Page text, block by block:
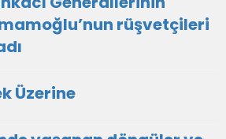
rüşvetçileri
Üzerine